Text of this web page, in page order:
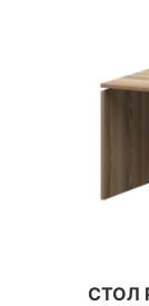
СТОЛ